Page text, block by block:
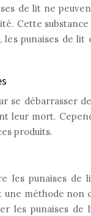
de lit ne
Cette
les punaises de
se débarrasser
leur mort.
produits.
les punaises de
méthode non
les punaises